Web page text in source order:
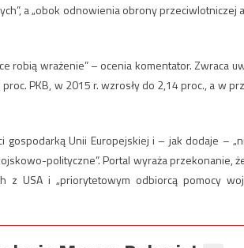
a „obok odnowienia obrony
robią wrażenie” – ocenia komentator. Zwraca
PKB, w 2015 r. wzrosły do 2,14 proc., a w
gospodarką Unii Europejskiej i – jak dodaje –
polityczne”. Portal wyraża przekonanie,
z USA i „priorytetowym odbiorcą pomocy